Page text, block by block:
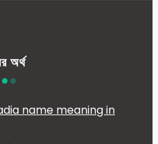
অর্থ
Sadia name meaning in